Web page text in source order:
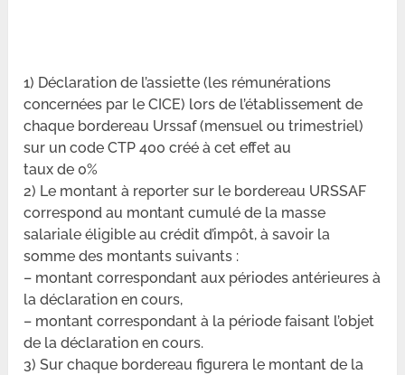
1) Déclaration de l’assiette (les rémunérations
concernées par le CICE) lors de l’établissement de
chaque bordereau Urssaf (mensuel ou trimestriel)
sur un code CTP 400 créé à cet effet au
taux de 0%
2) Le montant à reporter sur le bordereau URSSAF
correspond au montant cumulé de la masse
salariale éligible au crédit d’impôt, à savoir la
somme des montants suivants :
– montant correspondant aux périodes antérieures à
la déclaration en cours,
– montant correspondant à la période faisant l’objet
de la déclaration en cours.
3) Sur chaque bordereau figurera le montant de la